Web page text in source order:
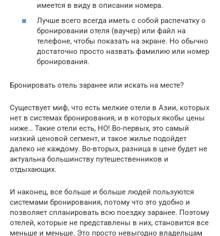
имеется в виду в описании номера.
Лучше всего всегда иметь с собой распечатку о
бронировании отеля (ваучер) или файл на
телефоне, чтобы показать на экране. Но обычно
достаточно просто назвать фамилию или номер
бронирования.
Бронировать отель заранее или искать на месте?
Существует миф, что есть мелкие отели в Азии, которых
нет в системах бронирования, и в которых якобы цены
ниже… Такие отели есть, НО! Во-первых, это самый
низкий ценовой сегмент, и такое жилье подойдет
далеко не каждому. Во-вторых, разница в цене будет не
актуальна большинству путешественников и
отдыхающих.
И наконец, все больше и больше людей пользуются
системами бронирования, потому что это удобно и
позволяет спланировать всю поездку заранее. Поэтому
отелей, которые не представлены в них, становится все
меньше и меньше. Это просто невыгодно владельцам